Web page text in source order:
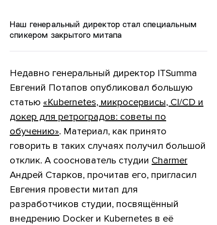
Наш генеральный директор стал специальным
спикером закрытого митапа
Недавно генеральный директор ITSumma
Евгений Потапов опубликовал большую
статью «Kubernetes, микросервисы, CI/CD и
докер для ретроградов: советы по
обучению». Материал, как принято
говорить в таких случаях получил большой
отклик. А сооснователь студии Charmer
Андрей Старков, прочитав его, пригласил
Евгения провести митап для
разработчиков студии, посвящённый
внедрению Docker и Kubernetes в её